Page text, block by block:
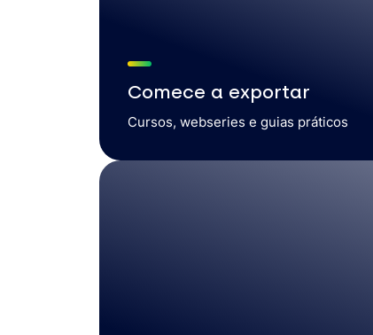
Comece a exportar
Cursos, webseries e guias práticos